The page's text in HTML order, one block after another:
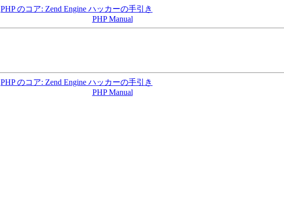
PHP のコア: Zend Engine ハッカーの手引き
PHP Manual
PHP のコア: Zend Engine ハッカーの手引き
PHP Manual